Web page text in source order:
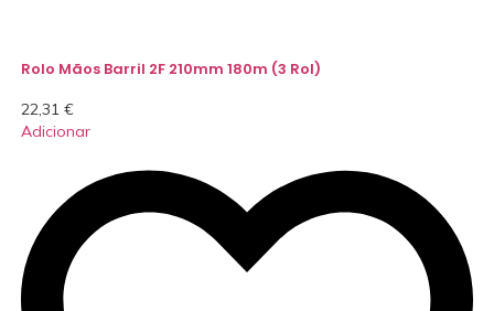
Rolo Mãos Barril 2F 210mm 180m (3 Rol)
22,31 €
Adicionar